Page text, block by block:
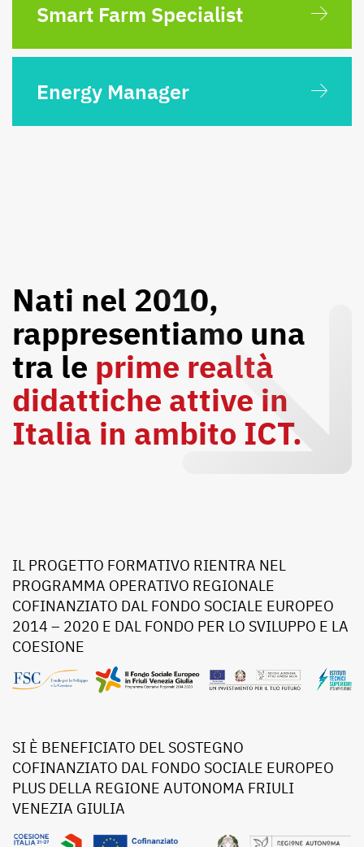
Smart Farm Specialist
Energy Manager
Nati nel 2010,
rappresentiamo una
tra le prime realtà
didattiche attive in
Italia in ambito ICT.
IL PROGETTO FORMATIVO RIENTRA NEL
PROGRAMMA OPERATIVO REGIONALE
COFINANZIATO DAL FONDO SOCIALE EUROPEO
2014 – 2020 E DAL FONDO PER LO SVILUPPO E LA
COESIONE
SI È BENEFICIATO DEL SOSTEGNO
COFINANZIATO DAL FONDO SOCIALE EUROPEO
PLUS DELLA REGIONE AUTONOMA FRIULI
VENEZIA GIULIA